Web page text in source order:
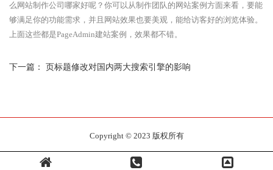
么网站制作公司哪家好呢？你可以从制作团队的网站案例方面来看，要能
够满足你的功能需求，并且网站效果也要美观，能给访客好的浏览体验。
上面这些都是PageAdmin建站案例，效果都不错。
下一篇： 页标题修改对国内两大搜索引擎的影响
Copyright © 2023 版权所有